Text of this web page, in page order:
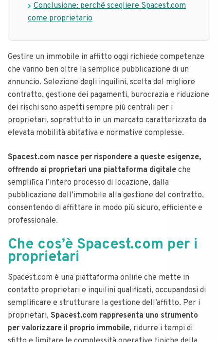
Conclusione: perché scegliere Spacest.com
come proprietario
Gestire un immobile in affitto oggi richiede competenze
che vanno ben oltre la semplice pubblicazione di un
annuncio. Selezione degli inquilini, scelta del migliore
contratto, gestione dei pagamenti, burocrazia e riduzione
dei rischi sono aspetti sempre più centrali per i
proprietari, soprattutto in un mercato caratterizzato da
elevata mobilità abitativa e normative complesse.
Spacest.com nasce per rispondere a queste esigenze,
offrendo ai proprietari una piattaforma digitale che
semplifica l’intero processo di locazione, dalla
pubblicazione dell’immobile alla gestione del contratto,
consentendo di affittare in modo più sicuro, efficiente e
professionale.
Che cos’è Spacest.com per i
proprietari
Spacest.com è una piattaforma online che mette in
contatto proprietari e inquilini qualificati, occupandosi di
semplificare e strutturare la gestione dell’affitto. Per i
proprietari, Spacest.com rappresenta uno strumento
per valorizzare il proprio immobile, ridurre i tempi di